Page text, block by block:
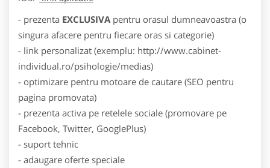
- prezenta EXCLUSIVA pentru orasul dumneavoastra (o
singura afacere pentru fiecare oras si categorie)
- link personalizat (exemplu: http://www.cabinet-
individual.ro/psihologie/medias)
- optimizare pentru motoare de cautare (SEO pentru
pagina promovata)
- prezenta activa pe retelele sociale (promovare pe
Facebook, Twitter, GooglePlus)
- suport tehnic
- adaugare oferte speciale